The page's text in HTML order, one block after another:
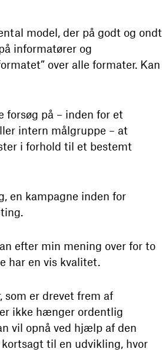
model, der på godt og ondt
informatører og
over alle formater. Kan
forsøg på – inden for et
intern målgruppe – at
i forhold til et bestemt
en kampagne inden for
efter min mening over for to
har en vis kvalitet.
som er drevet frem af
ikke hænger ordentlig
vil opnå ved hjælp af den
til en udvikling, hvor